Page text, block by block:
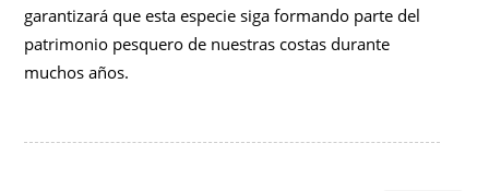
garantizará que esta especie siga formando parte del
patrimonio pesquero de nuestras costas durante
muchos años.